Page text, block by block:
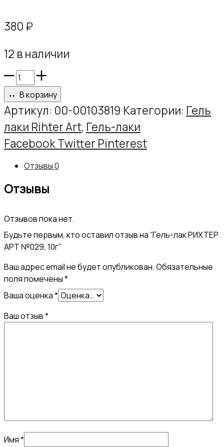
380₽
12 в наличии
Количество
товара
Гель-
лак
РИХТЕР
№029,
10г
В корзину
Артикул: 00-00103819 Категории: Гель
лаки Rihter Art, Гель-лаки
Share
FacebookTwitter Pinterest
Отзывы0
Отзывы
Отзывов пока нет.
Будьте первым, кто оставил отзыв на “Гель-лак РИХТЕР
АРТ №029, 10г”
Ваш адрес email не будет опубликован.Обязательные
поля помечены*
Ваша оценка*
Ваш отзыв*
Имя*